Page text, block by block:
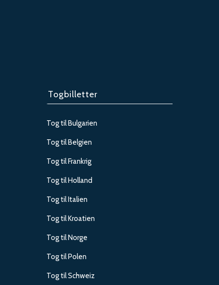
Togbilletter
Tog til Bulgarien
Tog til Belgien
Tog til Frankrig
Tog til Holland
Tog til Italien
Tog til Kroatien
Tog til Norge
Tog til Polen
Tog til Schweiz